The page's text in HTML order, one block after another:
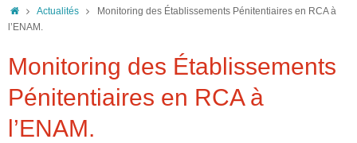
Accueil
Actualités
Monitoring des Établissements Pénitentiaires en RCA à
l’ENAM.
Monitoring des Établissements
Pénitentiaires en RCA à
l’ENAM.